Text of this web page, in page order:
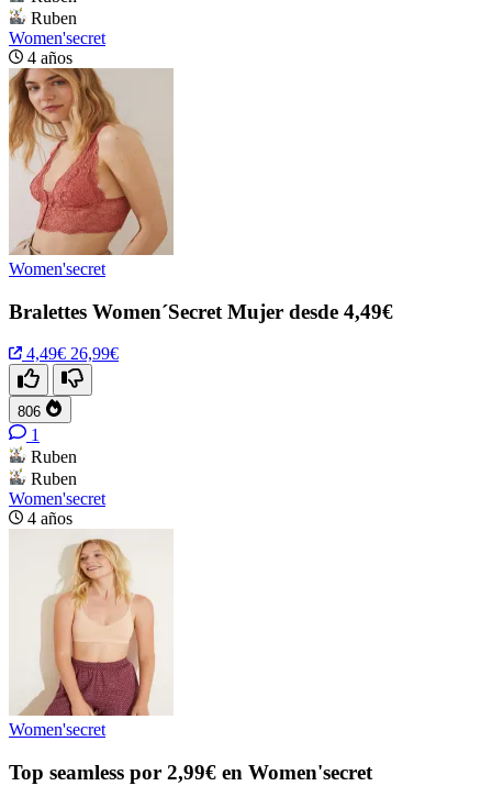
Ruben
Women'secret
4 años
Women'secret
Bralettes Women´Secret Mujer desde 4,49€
4,49€ 26,99€
806
1
Ruben
Ruben
Women'secret
4 años
Women'secret
Top seamless por 2,99€ en Women'secret